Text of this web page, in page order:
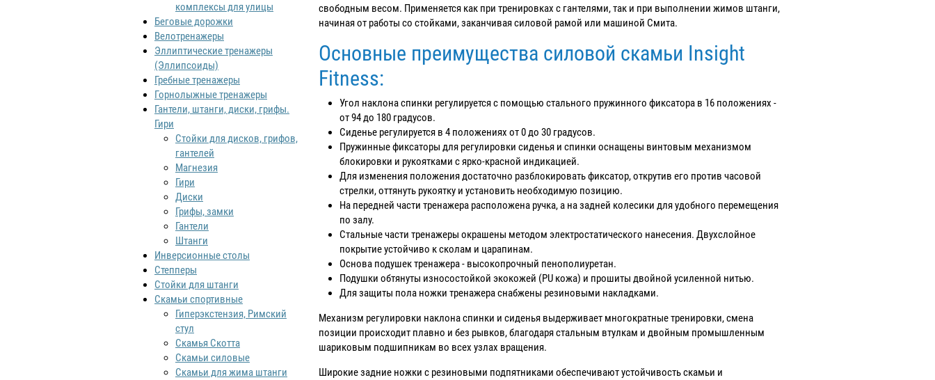
свободным весом. Применяется как при тренировках с гантелями, так и при выполнении жимов штанги,
начиная от работы со стойками, заканчивая силовой рамой или машиной Смита.
Основные преимущества силовой скамьи Insight
Fitness:
Угол наклона спинки регулируется с помощью стального пружинного фиксатора в 16 положениях -
от 94 до 180 градусов.
Сиденье регулируется в 4 положениях от 0 до 30 градусов.
Пружинные фиксаторы для регулировки сиденья и спинки оснащены винтовым механизмом
блокировки и рукоятками с ярко-красной индикацией.
Для изменения положения достаточно разблокировать фиксатор, открутив его против часовой
стрелки, оттянуть рукоятку и установить необходимую позицию.
На передней части тренажера расположена ручка, а на задней колесики для удобного перемещения
по залу.
Стальные части тренажеры окрашены методом электростатического нанесения. Двухслойное
покрытие устойчиво к сколам и царапинам.
Основа подушек тренажера - высокопрочный пенополиуретан.
Подушки обтянуты износостойкой экокожей (PU кожа) и прошиты двойной усиленной нитью.
Для защиты пола ножки тренажера снабжены резиновыми накладками.
Механизм регулировки наклона спинки и сиденья выдерживает многократные тренировки, смена
позиции происходит плавно и без рывков, благодаря стальным втулкам и двойным промышленным
шариковым подшипникам во всех узлах вращения.
Широкие задние ножки с резиновыми подпятниками обеспечивают устойчивость скамьи и
комплексы для улицы
Беговые дорожки
Велотренажеры
Эллиптические тренажеры
(Эллипсоиды)
Гребные тренажеры
Горнолыжные тренажеры
Гантели, штанги, диски, грифы.
Гири
Стойки для дисков, грифов,
гантелей
Магнезия
Гири
Диски
Грифы, замки
Гантели
Штанги
Инверсионные столы
Степперы
Стойки для штанги
Скамьи спортивные
Гиперэкстензия, Римский
стул
Скамья Скотта
Скамьи силовые
Скамьи для жима штанги